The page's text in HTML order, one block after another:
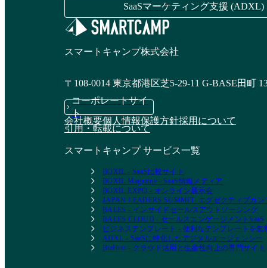
CLOUZA
資料請求リストに追加
SaaSマーケティング支援 (ADXL)
スマートキャンプ株式会社
〒108-0014 東京都港区芝5-29-11 G-BASE田町
コーポレートサイ
ト
会社概要個人情報保護方針採用について
引用・転載について
スマートキャンプ サービス一覧
BOXIL - SaaS比較サイト
BOXIL Magazine - SaaS情報メディア
BOXIL EXPO - オンライン展示会
JAPAN LEADERS SUMMIT- エグゼクティブカン
BALES - インサイドセールスアウトソーシング
BALES CLOUD - セールスエンゲージメントSaaS
ビジネステンプレート - 便利なテンプレートを無
ADXL - SaaSに特化したデジタルエージェンシー
BizHint - クラウド活用と生産性向上の専門サイト